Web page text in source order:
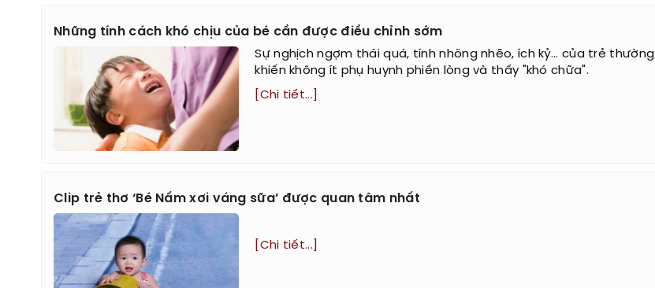
Những tính cách khó chịu của bé cần được điều chỉnh sớm
Sự nghịch ngợm thái quá, tính nhõng nhẽo, ích kỷ... của trẻ thường
khiến không ít phụ huynh phiền lòng và thấy "khó chữa".
[Chi tiết...]
Clip trẻ thơ ‘Bé Nấm xơi váng sữa’ được quan tâm nhất
[Chi tiết...]